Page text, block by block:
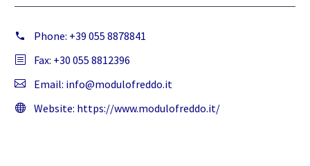
Phone: +39 055 8878841
Fax: +30 055 8812396
Email: info@modulofreddo.it
Website: https://www.modulofreddo.it/